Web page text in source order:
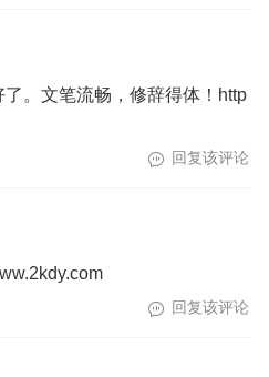
。文笔流畅，修辞得体！http
回复该评论
回复该评论